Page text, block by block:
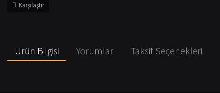
Karşılaştır
Ürün Bilgisi Yorumlar Taksit Seçenekleri